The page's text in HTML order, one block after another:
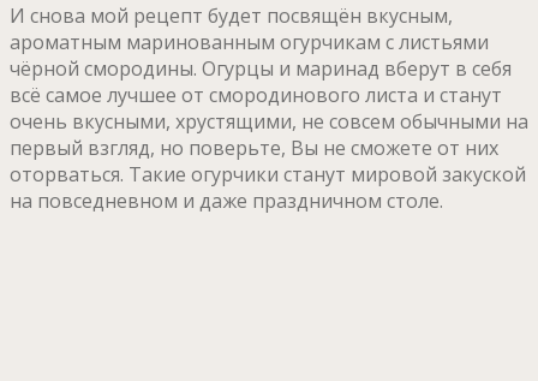
И снова мой рецепт будет посвящён вкусным,
ароматным маринованным огурчикам с листьями
чёрной смородины. Огурцы и маринад вберут в себя
всё самое лучшее от смородинового листа и станут
очень вкусными, хрустящими, не совсем обычными на
первый взгляд, но поверьте, Вы не сможете от них
оторваться. Такие огурчики станут мировой закуской
на повседневном и даже праздничном столе.